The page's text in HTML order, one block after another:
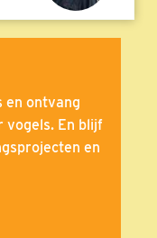
en ontvang
vogels. En blijf
en